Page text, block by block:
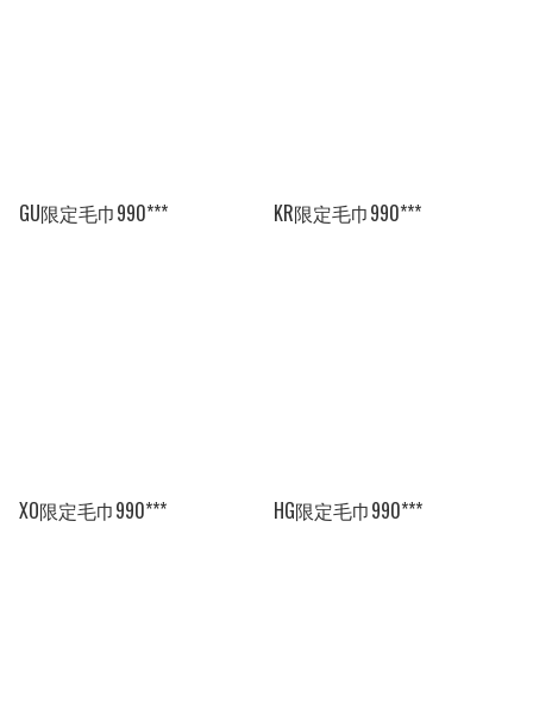
GU限定毛巾990*** KR限定毛巾990***
XO限定毛巾990*** HG限定毛巾990***